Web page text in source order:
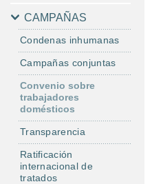
CAMPAÑAS
Condenas inhumanas
Campañas conjuntas
Convenio sobre
trabajadores
domésticos
Transparencia
Ratificación
internacional de
tratados